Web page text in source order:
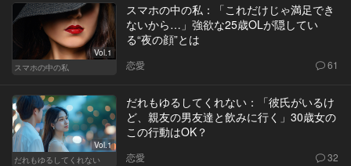
Vol.1
スマホの中の私
スマホの中の私：「これだけじゃ満足でき
ないから…」強欲な25歳OLが隠してい
る“夜の顔”とは
恋愛 61
Vol.1
だれもゆるしてくれない
だれもゆるしてくれない：「彼氏がいるけ
ど、親友の男友達と飲みに行く」30歳女の
この行動はOK？
恋愛 32